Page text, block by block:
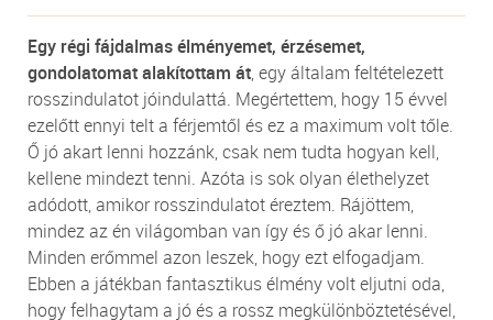
Egy régi fájdalmas élményemet, érzésemet,
gondolatomat alakítottam át, egy általam feltételezett
rosszindulatot jóindulattá. Megértettem, hogy 15 évvel
ezelőtt ennyi telt a férjemtől és ez a maximum volt tőle.
Ő jó akart lenni hozzánk, csak nem tudta hogyan kell,
kellene mindezt tenni. Azóta is sok olyan élethelyzet
adódott, amikor rosszindulatot éreztem. Rájöttem,
mindez az én világomban van így és ő jó akar lenni.
Minden erőmmel azon leszek, hogy ezt elfogadjam.
Ebben a játékban fantasztikus élmény volt eljutni oda,
hogy felhagytam a jó és a rossz megkülönböztetésével,